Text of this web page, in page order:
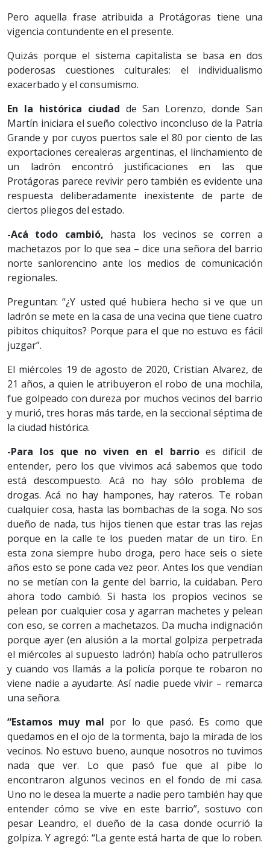
Pero aquella frase atribuida a Protágoras tiene una
vigencia contundente en el presente.
Quizás porque el sistema capitalista se basa en dos
poderosas cuestiones culturales: el individualismo
exacerbado y el consumismo.
En la histórica ciudad de San Lorenzo, donde San
Martín iniciara el sueño colectivo inconcluso de la Patria
Grande y por cuyos puertos sale el 80 por ciento de las
exportaciones cerealeras argentinas, el linchamiento de
un ladrón encontró justificaciones en las que
Protágoras parece revivir pero también es evidente una
respuesta deliberadamente inexistente de parte de
ciertos pliegos del estado.
-Acá todo cambió, hasta los vecinos se corren a
machetazos por lo que sea – dice una señora del barrio
norte sanlorencino ante los medios de comunicación
regionales.
Preguntan: “¿Y usted qué hubiera hecho si ve que un
ladrón se mete en la casa de una vecina que tiene cuatro
pibitos chiquitos? Porque para el que no estuvo es fácil
juzgar”.
El miércoles 19 de agosto de 2020, Cristian Alvarez, de
21 años, a quien le atribuyeron el robo de una mochila,
fue golpeado con dureza por muchos vecinos del barrio
y murió, tres horas más tarde, en la seccional séptima de
la ciudad histórica.
-Para los que no viven en el barrioes difícil de
entender, pero los que vivimos acá sabemos que todo
está descompuesto. Acá no hay sólo problema de
drogas. Acá no hay hampones, hay rateros. Te roban
cualquier cosa, hasta las bombachas de la soga. No sos
dueño de nada, tus hijos tienen que estar tras las rejas
porque en la calle te los pueden matar de un tiro. En
esta zona siempre hubo droga, pero hace seis o siete
años esto se pone cada vez peor. Antes los que vendían
no se metían con la gente del barrio, la cuidaban. Pero
ahora todo cambió. Si hasta los propios vecinos se
pelean por cualquier cosa y agarran machetes y pelean
con eso, se corren a machetazos. Da mucha indignación
porque ayer (en alusión a la mortal golpiza perpetrada
el miércoles al supuesto ladrón) había ocho patrulleros
y cuando vos llamás a la policía porque te robaron no
viene nadie a ayudarte. Así nadie puede vivir – remarca
una señora.
“Estamos muy mal por lo que pasó. Es como que
quedamos en el ojo de la tormenta, bajo la mirada de los
vecinos. No estuvo bueno, aunque nosotros no tuvimos
nada que ver. Lo que pasó fue que al pibe lo
encontraron algunos vecinos en el fondo de mi casa.
Uno no le desea la muerte a nadie pero también hay que
entender cómo se vive en este barrio”, sostuvo con
pesar Leandro, el dueño de la casa donde ocurrió la
golpiza. Y agregó: “La gente está harta de que lo roben.